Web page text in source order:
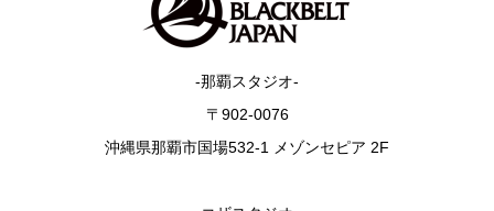
-那覇スタジオ-
〒902-0076
沖縄県那覇市国場532-1 メゾンセピア 2F